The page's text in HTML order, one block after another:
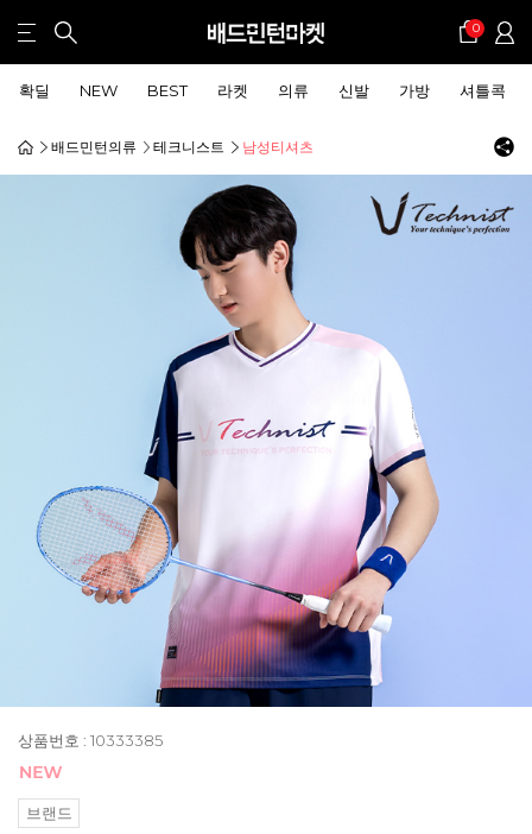
0
확딜 NEW BEST 라켓 의류 신발 가방 셔틀콕
배드민턴의류 테크니스트 남성티셔츠
상품번호 : 10333385
브랜드